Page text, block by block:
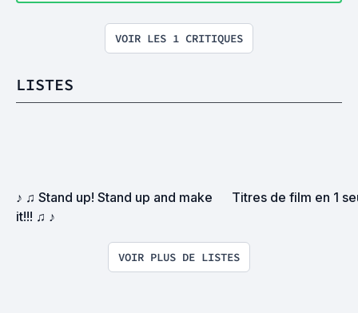
VOIR LES 1 CRITIQUES
LISTES
♪ ♫ Stand up! Stand up and make
it!!! ♫ ♪
Titres de film en 1
VOIR PLUS DE LISTES